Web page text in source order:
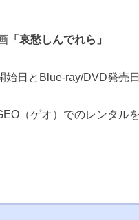
「哀愁しんでれら」
日とBlue-ray/DVD発売
（ゲオ）でのレンタル